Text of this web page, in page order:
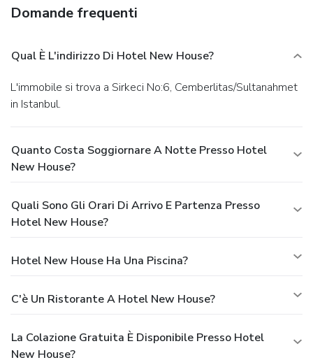
Domande frequenti
Qual È L'indirizzo Di Hotel New House?
L'immobile si trova a Sirkeci No:6, Cemberlitas/Sultanahmet
in Istanbul.
Quanto Costa Soggiornare A Notte Presso Hotel
New House?
Quali Sono Gli Orari Di Arrivo E Partenza Presso
Hotel New House?
Hotel New House Ha Una Piscina?
C'è Un Ristorante A Hotel New House?
La Colazione Gratuita È Disponibile Presso Hotel
New House?